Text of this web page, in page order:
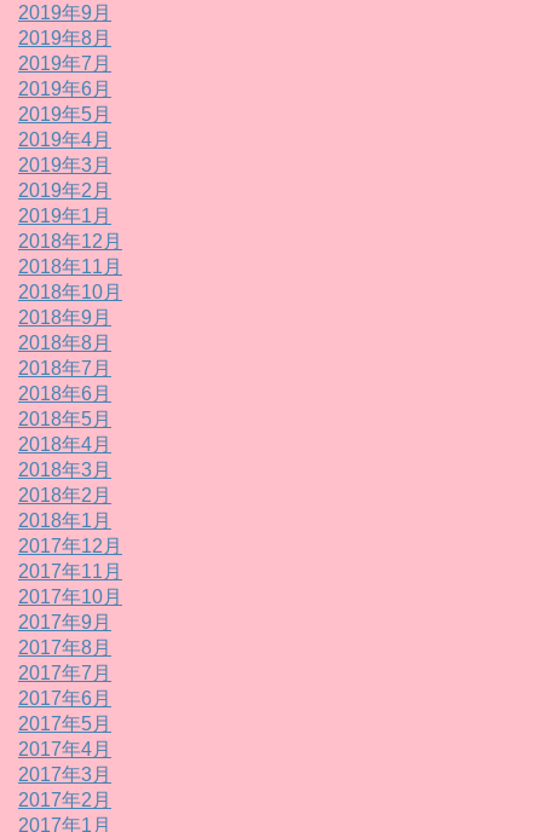
2019年9月
2019年8月
2019年7月
2019年6月
2019年5月
2019年4月
2019年3月
2019年2月
2019年1月
2018年12月
2018年11月
2018年10月
2018年9月
2018年8月
2018年7月
2018年6月
2018年5月
2018年4月
2018年3月
2018年2月
2018年1月
2017年12月
2017年11月
2017年10月
2017年9月
2017年8月
2017年7月
2017年6月
2017年5月
2017年4月
2017年3月
2017年2月
2017年1月